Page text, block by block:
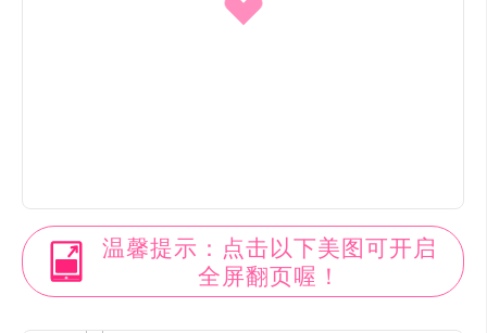
温馨提示：点击以下美图可开启
全屏翻页喔！